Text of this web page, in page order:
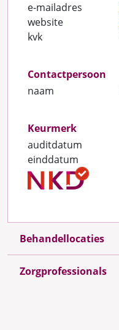
e-mailadres
website
kvk
Contactpersoon
naam
Keurmerk
auditdatum
einddatum
Behandellocaties
Zorgprofessionals